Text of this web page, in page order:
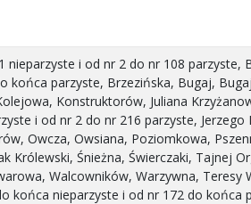
nieparzyste i od nr 2 do nr 108 parzyste,
końca parzyste, Brzezińska, Bugaj,
Konstruktorów, Juliana
i od nr 2 do nr 216 parzyste,
Owcza, Owsiana, Poziomkowa,
Królewski, Śnieżna, Świerczaki, Tajnej
Walcowników, Warzywna, Teresy
końca nieparzyste i od nr 172 do końca